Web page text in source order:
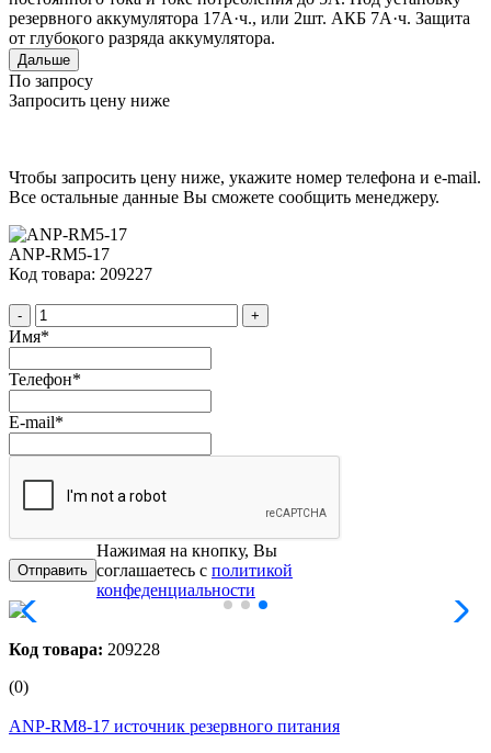
резервного аккумулятора 17А·ч., или 2шт. АКБ 7А·ч. Защита
от глубокого разряда аккумулятора.
Дальше
По запросу
Запросить цену ниже
Чтобы запросить цену ниже, укажите номер телефона и e-mail.
Все остальные данные Вы сможете сообщить менеджеру.
ANP-RM5-17
Код товара: 209227
- +
Имя*
Телефон*
E-mail*
Нажимая на кнопку, Вы
соглашаетесь с политикой
конфеденциальности
Код товара: 209228
(0)
ANP-RM8-17 источник резервного питания